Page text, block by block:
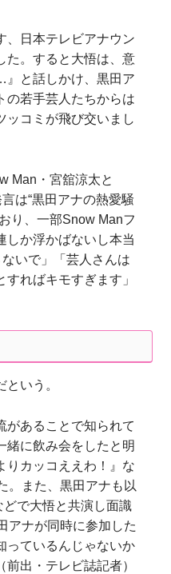
、日本テレビアナウン
た。すると大悟は、意
と話しかけ、黒田ア
の若手芸人たちからは
ッコミが飛び交いまし
Man・宮舘涼太と
は“黒田アナの熱愛騒
り、一部Snow Manフ
しか浮かばないし本当
いで」「芸人さんは
ればキモすぎます」
いう。
があることで知られて
緒に飲み会をしたと明
りカッコええわ！』な
。また、黒田アナも以
で大悟と共演し面識
アナが同時に参加した
っているんじゃないか
出・テレビ誌記者）